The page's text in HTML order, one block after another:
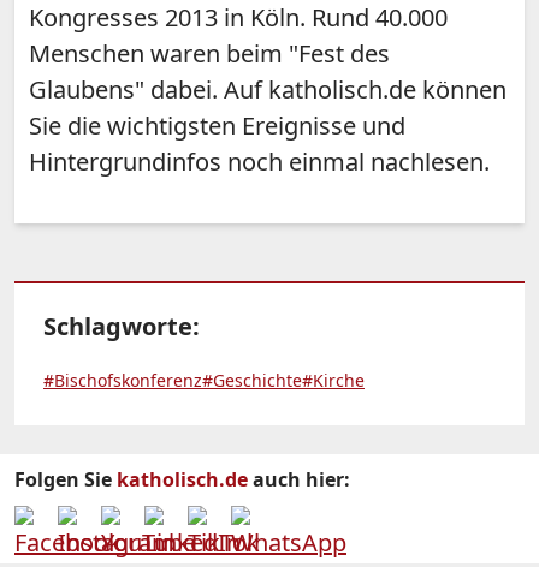
Kongresses 2013 in Köln. Rund 40.000
Menschen waren beim "Fest des
Glaubens" dabei. Auf katholisch.de können
Sie die wichtigsten Ereignisse und
Hintergrundinfos noch einmal nachlesen.
Schlagworte:
#Bischofskonferenz#Geschichte#Kirche
Folgen Sie katholisch.deauch hier: